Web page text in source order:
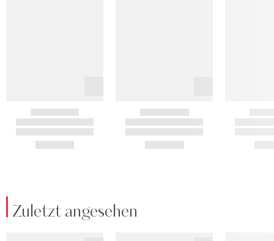
Zuletzt angesehen